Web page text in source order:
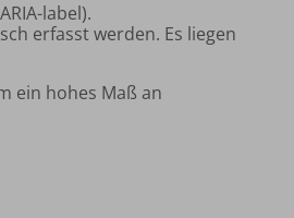
label).
erfasst werden. Es liegen
ein hohes Maß an